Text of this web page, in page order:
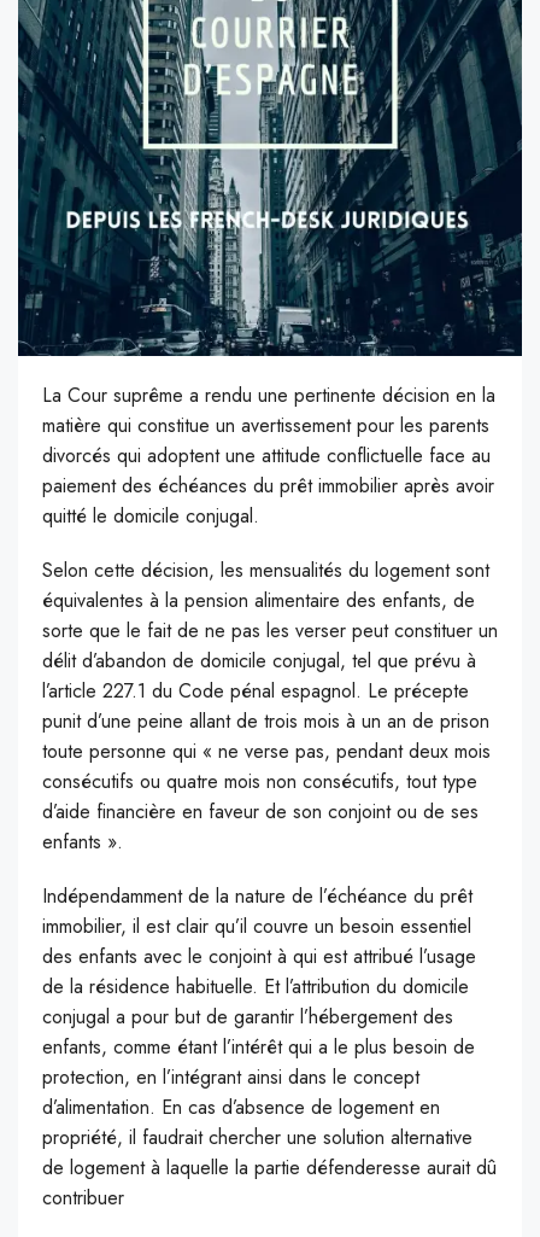
La Cour suprême a rendu une pertinente décision en la
matière qui constitue un avertissement pour les parents
divorcés qui adoptent une attitude conflictuelle face au
paiement des échéances du prêt immobilier après avoir
quitté le domicile conjugal.
Selon cette décision, les mensualités du logement sont
équivalentes à la pension alimentaire des enfants, de
sorte que le fait de ne pas les verser peut constituer un
délit d’abandon de domicile conjugal, tel que prévu à
l’article 227.1 du Code pénal espagnol. Le précepte
punit d’une peine allant de trois mois à un an de prison
toute personne qui « ne verse pas, pendant deux mois
consécutifs ou quatre mois non consécutifs, tout type
d’aide financière en faveur de son conjoint ou de ses
enfants ».
Indépendamment de la nature de l’échéance du prêt
immobilier, il est clair qu’il couvre un besoin essentiel
des enfants avec le conjoint à qui est attribué l’usage
de la résidence habituelle. Et l’attribution du domicile
conjugal a pour but de garantir l’hébergement des
enfants, comme étant l’intérêt qui a le plus besoin de
protection, en l’intégrant ainsi dans le concept
d’alimentation. En cas d’absence de logement en
propriété, il faudrait chercher une solution alternative
de logement à laquelle la partie défenderesse aurait dû
contribuer